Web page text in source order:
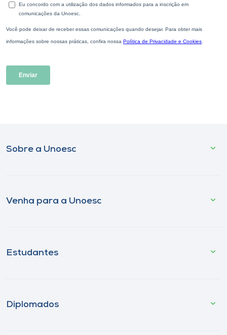
Sobre a Unoesc
Venha para a Unoesc
Estudantes
Diplomados